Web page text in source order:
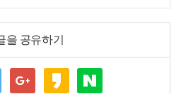
을 공유하기